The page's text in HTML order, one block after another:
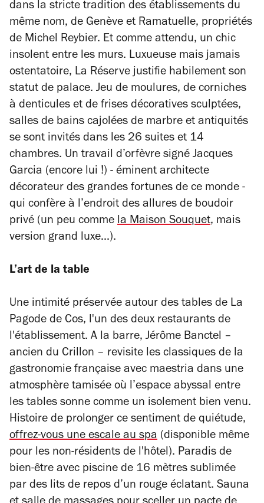
dans la stricte tradition des établissements du
même nom, de Genève et Ramatuelle, propriétés
de Michel Reybier. Et comme attendu, un chic
insolent entre les murs. Luxueuse mais jamais
ostentatoire, La Réserve justifie habilement son
statut de palace. Jeu de moulures, de corniches
à denticules et de frises décoratives sculptées,
salles de bains cajolées de marbre et antiquités
se sont invités dans les 26 suites et 14
chambres. Un travail d’orfèvre signé Jacques
Garcia (encore lui !) - éminent architecte
décorateur des grandes fortunes de ce monde -
qui confère à l’endroit des allures de boudoir
privé (un peu comme la Maison Souquet, mais
version grand luxe...).
L’art de la table
Une intimité préservée autour des tables de La
Pagode de Cos, l'un des deux restaurants de
l'établissement. A la barre, Jérôme Banctel –
ancien du Crillon – revisite les classiques de la
gastronomie française avec maestria dans une
atmosphère tamisée où l’espace abyssal entre
les tables sonne comme un isolement bien venu.
Histoire de prolonger ce sentiment de quiétude,
offrez-vous une escale au spa (disponible même
pour les non-résidents de l'hôtel). Paradis de
bien-être avec piscine de 16 mètres sublimée
par des lits de repos d’un rouge éclatant. Sauna